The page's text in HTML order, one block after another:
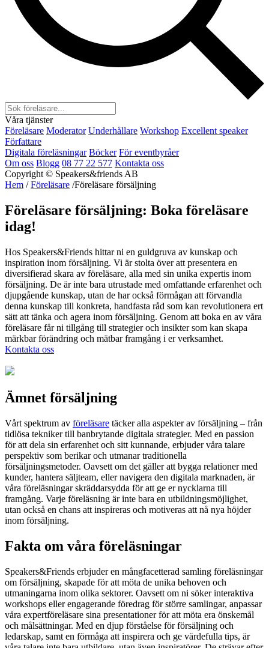
Våra tjänster
Föreläsare Moderator Underhållare Workshop Excellent speaker
Författare
Digitala föreläsningar Böcker För eventbyråer
Om oss Blogg 08 77 22 577 Kontakta oss
Copyright © Speakers&friends AB
Hem /Föreläsare /Föreläsare försäljning
Föreläsare försäljning: Boka föreläsare
idag!
Hos Speakers&Friends hittar ni en guldgruva av kunskap och
inspiration inom försäljning. Vi är stolta över att presentera en
diversifierad skara av föreläsare, alla med sin unika expertis inom
försäljning. De är inte bara utrustade med omfattande erfarenhet och
djupgående kunskap, utan de har också förmågan att förvandla
denna kunskap till konkreta, handfasta råd som kan revolutionera ert
sätt att tänka och agera inom försäljning. Genom att boka en av våra
föreläsare får ni tillgång till strategier och insikter som kan skapa
märkbar förändring och mätbar framgång i er verksamhet.
Kontakta oss
Ämnet försäljning
Vårt spektrum av föreläsare täcker alla aspekter av försäljning – från
tidlösa tekniker till banbrytande digitala strategier. Med en passion
för att dela sin erfarenhet och sitt kunnande, erbjuder våra talare
perspektiv som berikar och utmanar traditionella
försäljningsmetoder. Oavsett om det gäller att bygga relationer med
kunder, hantera säljteam, eller navigera den digitala marknaden, är
våra föreläsningar skräddarsydda för att ge er nycklarna till
framgång. Varje föreläsning är inte bara en utbildningsmöjlighet,
utan också en chans att inspireras och motiveras att nå nya höjder
inom försäljning.
Fakta om våra föreläsningar
Speakers&Friends erbjuder en mångfacetterad samling föreläsningar
om försäljning, skapade för att möta de unika behoven och
utmaningarna inom olika sektorer. Oavsett om ni söker interaktiva
workshops eller engagerande föredrag för större samlingar, anpassar
våra expertföreläsare sina presentationer för att möta era önskemål
och målsättningar. Med en djup förståelse för försäljning och
ledarskap, samt en förmåga att inspirera och ge värdefulla tips, är